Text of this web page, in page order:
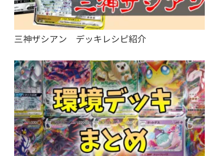
三神ザシアン デッキレシピ紹介